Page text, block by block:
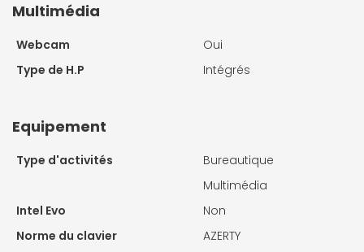
Multimédia
Webcam
Oui
Type de H.P
Intégrés
Equipement
Type d'activités
Bureautique
Multimédia
Intel Evo
Non
Norme du clavier
AZERTY